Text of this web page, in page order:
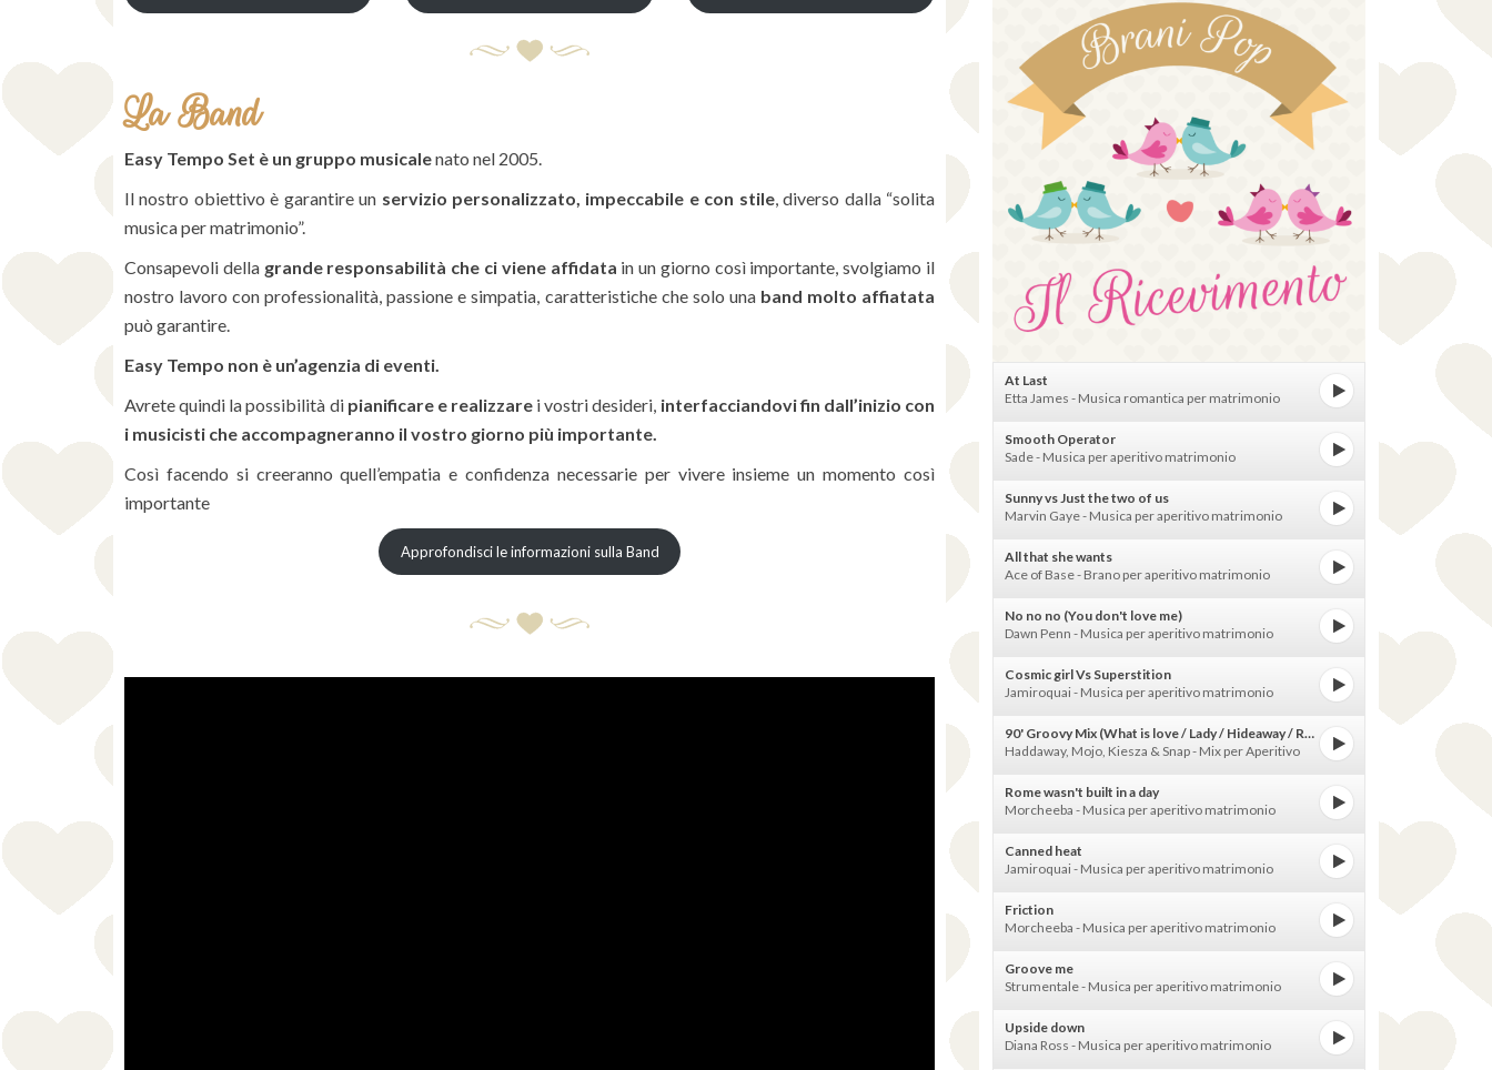
La Band
Easy Tempo Set è un gruppo musicalenato nel 2005.
Il nostro obiettivo è garantire un servizio personalizzato, impeccabile e con stile, diverso dalla “solita
musica per matrimonio”.
Consapevoli della grande responsabilità che ci viene affidata in un giorno così importante, svolgiamo il
nostro lavoro con professionalità, passione e simpatia, caratteristiche che solo una band molto affiatata
può garantire.
Easy Tempo non è un’agenzia di eventi.
Avrete quindi la possibilità di pianificare e realizzare i vostri desideri, interfacciandovi fin dall’inizio con
i musicisti che accompagneranno il vostro giorno più importante.
Così facendo si creeranno quell’empatia e confidenza necessarie per vivere insieme un momento così
importante
Approfondisci le informazioni sulla Band
At Last
Etta James - Musica romantica per matrimonio
Smooth Operator
Sade - Musica per aperitivo matrimonio
Sunny vs Just the two of us
Marvin Gaye - Musica per aperitivo matrimonio
All that she wants
Ace of Base - Brano per aperitivo matrimonio
No no no (You don't love me)
Dawn Penn - Musica per aperitivo matrimonio
Cosmic girl Vs Superstition
Jamiroquai - Musica per aperitivo matrimonio
90' Groovy Mix (What is love / Lady / Hideaway / Rythm is a dancer)
Haddaway, Mojo, Kiesza & Snap - Mix per Aperitivo
Rome wasn't built in a day
Morcheeba - Musica per aperitivo matrimonio
Canned heat
Jamiroquai - Musica per aperitivo matrimonio
Friction
Morcheeba - Musica per aperitivo matrimonio
Groove me
Strumentale - Musica per aperitivo matrimonio
Upside down
Diana Ross - Musica per aperitivo matrimonio